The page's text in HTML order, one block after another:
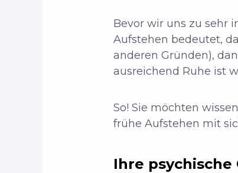
Bevor wir uns zu sehr
Aufstehen bedeutet,
anderen Gründen),
ausreichend Ruhe ist
So! Sie möchten
frühe Aufstehen mit
Ihre